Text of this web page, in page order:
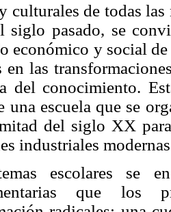
culturales de todas las
siglo pasado, se
económico y social
en las
del conocimiento.
una escuela que se
del siglo XX para
industriales
escolares se
que los